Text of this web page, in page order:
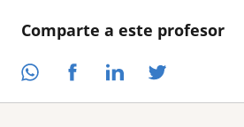
Comparte a este profesor